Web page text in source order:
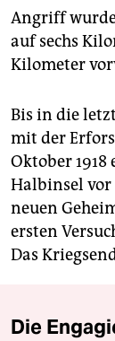
Angriff
auf sechs
Kilometer
Bis in die
mit der
Oktober
Halbinsel
neuen
ersten
Das
Die